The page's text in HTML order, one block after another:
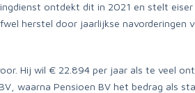
ontdekt dit in 2021 en stelt
herstel door jaarlijkse navorderingen
Hij wil € 22.894 per jaar als te veel
waarna Pensioen BV het bedrag als